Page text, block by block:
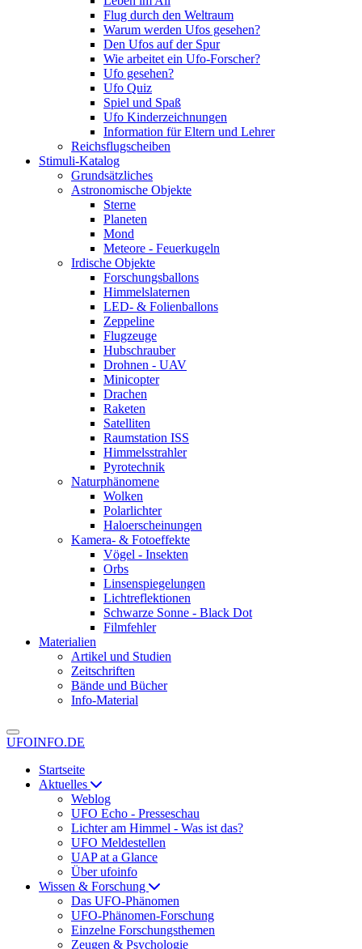
Flug durch den Weltraum
Warum werden Ufos gesehen?
Den Ufos auf der Spur
Wie arbeitet ein Ufo-Forscher?
Ufo gesehen?
Ufo Quiz
Spiel und Spaß
Ufo Kinderzeichnungen
Information für Eltern und Lehrer
Reichsflugscheiben
Stimuli-Katalog
Grundsätzliches
Astronomische Objekte
Sterne
Planeten
Mond
Meteore - Feuerkugeln
Irdische Objekte
Forschungsballons
Himmelslaternen
LED- & Folienballons
Zeppeline
Flugzeuge
Hubschrauber
Drohnen - UAV
Minicopter
Drachen
Raketen
Satelliten
Raumstation ISS
Himmelsstrahler
Pyrotechnik
Naturphänomene
Wolken
Polarlichter
Haloerscheinungen
Kamera- & Fotoeffekte
Vögel - Insekten
Orbs
Linsenspiegelungen
Lichtreflektionen
Schwarze Sonne - Black Dot
Filmfehler
Materialien
Artikel und Studien
Zeitschriften
Bände und Bücher
Info-Material
UFOINFO.DE
Startseite
Aktuelles
Weblog
UFO Echo - Presseschau
Lichter am Himmel - Was ist das?
UFO Meldestellen
UAP at a Glance
Über ufoinfo
Wissen & Forschung
Das UFO-Phänomen
UFO-Phänomen-Forschung
Einzelne Forschungsthemen
Zeugen & Psychologie